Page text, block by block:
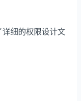
细的权限设计文